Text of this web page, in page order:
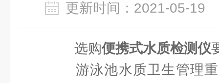
更新时间：2021-05-
选购便携式水质检测仪
游泳池水质卫生管理重